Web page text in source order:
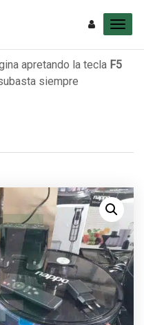
apretando la tecla F5
siempre